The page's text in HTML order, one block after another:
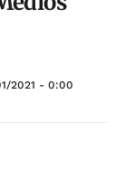
2021 - 0:00